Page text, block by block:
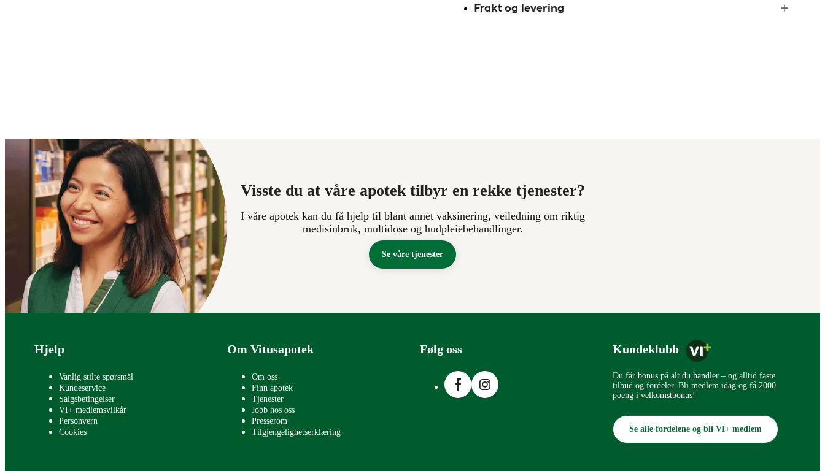
Frakt og levering
Visste du at våre apotek tilbyr en rekke tjenester?
I våre apotek kan du få hjelp til blant annet vaksinering, veiledning om riktig
medisinbruk, multidose og hudpleiebehandlinger.
Se våre tjenester
Bunntekst
Hjelp
Vanlig stilte spørsmål
Kundeservice
Salgsbetingelser
VI+ medlemsvilkår
Personvern
Cookies
Om Vitusapotek
Om oss
Finn apotek
Tjenester
Jobb hos oss
Presserom
Tilgjengelighetserklæring
Følg oss
FacebookInstagram
Kundeklubb
Du får bonus på alt du handler – og alltid faste
tilbud og fordeler. Bli medlem idag og få 2000
poeng i velkomstbonus!
Se alle fordelene og bli VI+ medlem